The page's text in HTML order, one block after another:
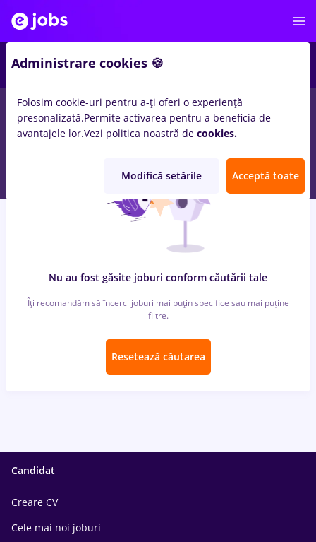
locuri de muncareactjs, Full time inStrainatate
experientainTransport / Distributie, Medicina / Sanatate
Nu au fost găsite joburi conform căutării tale
Îți recomandăm să încerci joburi mai puțin specifice sau mai puține
filtre.
Resetează căutarea
Candidat
Creare CV
Cele mai noi joburi
Administrare cookies 🍪
Folosim cookie-uri pentru a-ți oferi o experiență
presonalizată.Permite activarea pentru a beneficia de
avantajele lor.Vezi politica noastră de cookies.
Modifică setările Acceptă toate